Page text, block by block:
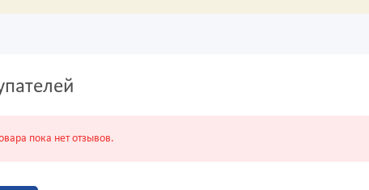
пока нет отзывов.